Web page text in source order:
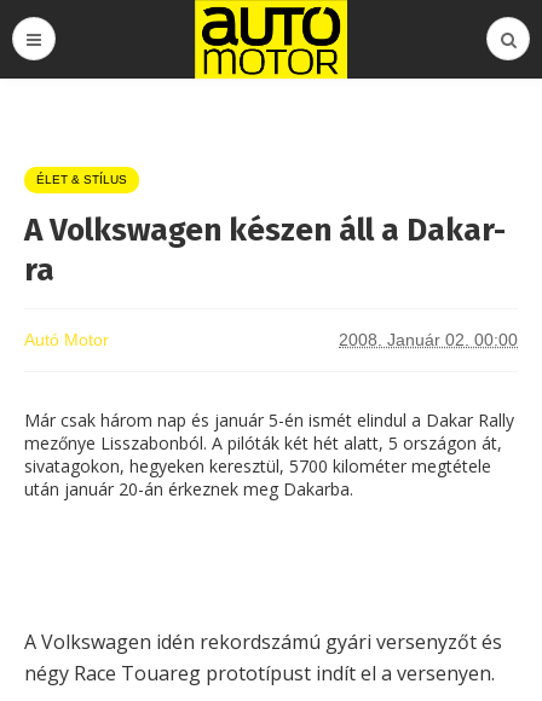
ÉLET & STÍLUS
A Volkswagen készen áll a Dakar-
ra
Autó Motor 2008. Január 02. 00:00
Már csak három nap és január 5-én ismét elindul a Dakar Rally
mezőnye Lisszabonból. A pilóták két hét alatt, 5 országon át,
sivatagokon, hegyeken keresztül, 5700 kilométer megtétele
után január 20-án érkeznek meg Dakarba.
A Volkswagen idén rekordszámú gyári versenyzőt és
négy Race Touareg prototípust indít el a versenyen.